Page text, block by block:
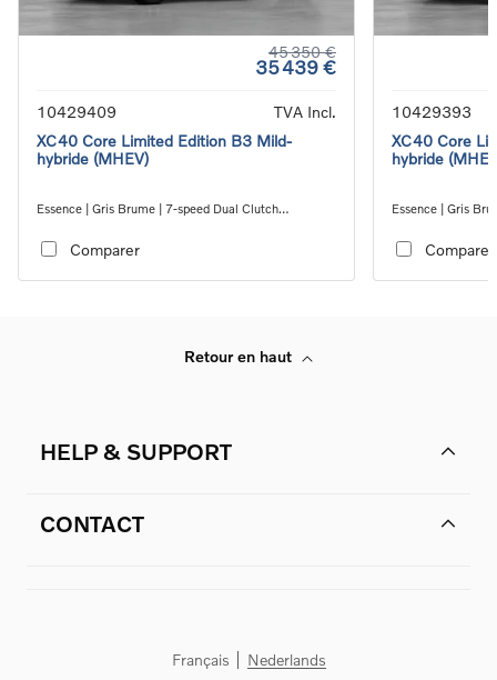
45 350 €
35 439 €
10429409
TVA Incl.
XC40 Core Limited Edition B3 Mild-
hybride (MHEV)
Essence | Gris Brume | 7-speed Dual Clutch
Comparer
10429393
XC40 Core
hybride
Essence | Gris
Comparer
Retour en haut
HELP & SUPPORT
CONTACT
Français Nederlands